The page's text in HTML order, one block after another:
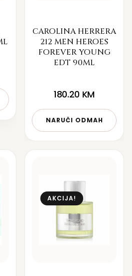
CAROLINA HERRERA
212 MEN HEROES
FOREVER YOUNG
EDT 90ML
180.20 KM
NARUČI ODMAH
AKCIJA!